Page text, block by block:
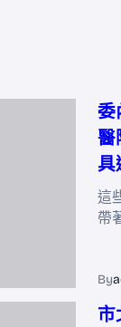
委
醫
具
這
帶
By
市